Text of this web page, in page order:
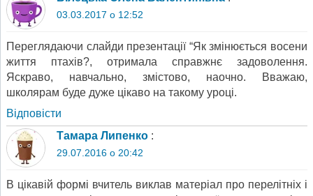
03.03.2017 о 12:52
Переглядаючи слайди презентації “Як змінюється восени
життя птахів?, отримала справжнє задоволення.
Яскраво, навчально, змістово, наочно. Вважаю,
школярам буде дуже цікаво на такому уроці.
Відповіcти
Тамара Липенко :
29.07.2016 о 20:42
В цікавій формі вчитель виклав матеріал про перелітніх і